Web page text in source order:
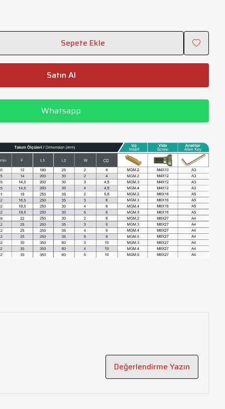
Sepete Ekle
Satın Al
Whatsapp
Değerlendirme Yazın